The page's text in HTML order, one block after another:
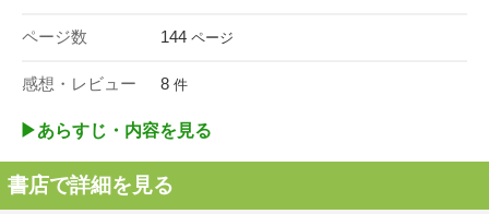
ページ数 144 ページ
感想・レビュー 8 件
▶︎あらすじ・内容を見る
書店で詳細を見る